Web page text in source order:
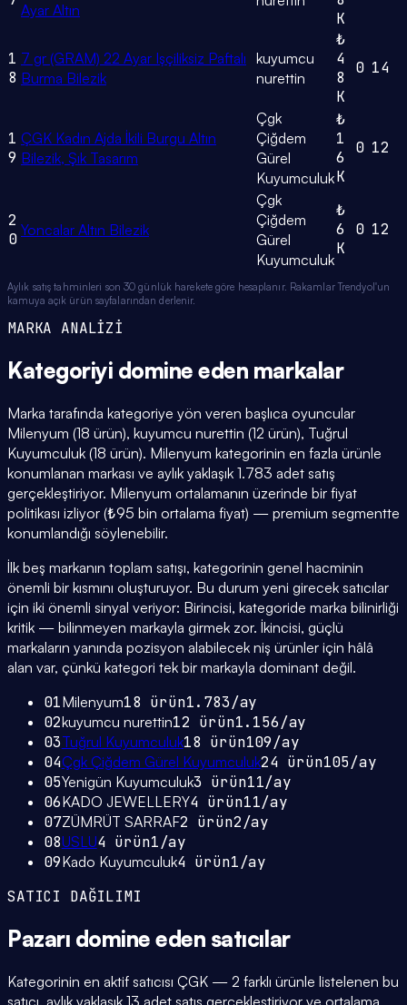
Ayar Altın
K
1
8
7 gr (GRAM) 22 Ayar Işçiliksiz Paftalı
Burma Bilezik
kuyumcu
nurettin
₺
4
8
K
0 14
1
9
ÇGK Kadın Ajda İkili Burgu Altın
Bilezik, Şık Tasarım
Çgk
Çiğdem
Gürel
Kuyumculuk
₺
1
6
K
0 12
2
0 Yoncalar Altın Bilezik
Çgk
Çiğdem
Gürel
Kuyumculuk
₺
6
K
0 12
Aylık satış tahminleri son 30 günlük harekete göre hesaplanır. Rakamlar Trendyol'un
kamuya açık ürün sayfalarından derlenir.
MARKA ANALİZİ
Kategoriyi domine eden markalar
Marka tarafında kategoriye yön veren başlıca oyuncular
Milenyum (18 ürün), kuyumcu nurettin (12 ürün), Tuğrul
Kuyumculuk (18 ürün). Milenyum kategorinin en fazla ürünle
konumlanan markası ve aylık yaklaşık 1.783 adet satış
gerçekleştiriyor. Milenyum ortalamanın üzerinde bir fiyat
politikası izliyor (₺95 bin ortalama fiyat) — premium segmentte
konumlandığı söylenebilir.
İlk beş markanın toplam satışı, kategorinin genel hacminin
önemli bir kısmını oluşturuyor. Bu durum yeni girecek satıcılar
için iki önemli sinyal veriyor: Birincisi, kategoride marka bilinirliği
kritik — bilinmeyen markayla girmek zor. İkincisi, güçlü
markaların yanında pozisyon alabilecek niş ürünler için hâlâ
alan var, çünkü kategori tek bir markayla dominant değil.
01Milenyum18 ürün1.783/ay
02kuyumcu nurettin12 ürün1.156/ay
03Tuğrul Kuyumculuk18 ürün109/ay
04Çgk Çiğdem Gürel Kuyumculuk24 ürün105/ay
05Yenigün Kuyumculuk3 ürün11/ay
06KADO JEWELLERY4 ürün11/ay
07ZÜMRÜT SARRAF2 ürün2/ay
08USLU4 ürün1/ay
09Kado Kuyumculuk4 ürün1/ay
SATICI DAĞILIMI
Pazarı domine eden satıcılar
Kategorinin en aktif satıcısı ÇGK — 2 farklı ürünle listelenen bu